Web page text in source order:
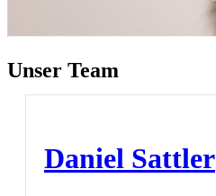
Unser Team
Daniel Sattler